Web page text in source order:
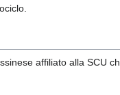
affiliato alla SCU